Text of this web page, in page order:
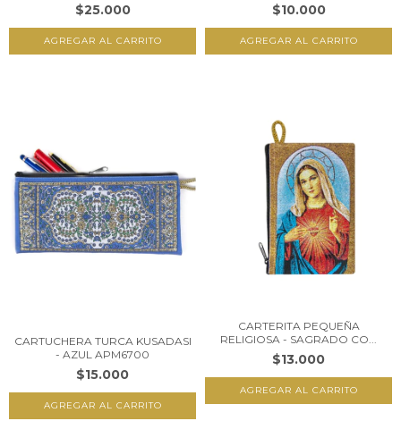
$25.000 $10.000
CARTUCHERA TURCA KUSADASI
- AZUL APM6700
$15.000
CARTERITA PEQUEÑA
RELIGIOSA - SAGRADO CO...
$13.000